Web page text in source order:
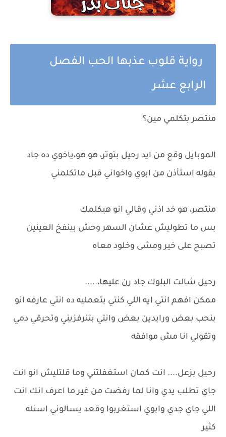
رواية قلوب عذبها الحب الفصل
الرابع عشر
منتصر بتكلمي مين؟
الموبايل وقع من ايد رحيل بتوتر، هو هو،ياخوي ده جاد
بقوله استأذن من ابوي واخواني قبل ماتكلمني
منتصر، هو خد اذني وقالي انو هيكلمك
بس ما تطوليش عشان السهر وحش بينفخ العينين
تصبح على خير ومشى وخلود معاه
رحيل شالت البلوك جاد رن عليها،.....
ممكن افهم انتي ايه اللي كنتي بتعمليه ده انتي عارفه انو
بنحب بعض ورايدين بعض وانتي بتنرفزيني وتحرقي دمي
وتقولي انا مش موافقه
رحيل بزعل.... انت كمان استغفلتني وما قلتليش انو انت
جاي تطلب يدي وانا لما رفضت من غير ما اعرف انك انت
اللي جاي جدي وابوي استغربوا وقعد يسالوني اسئله
كثير